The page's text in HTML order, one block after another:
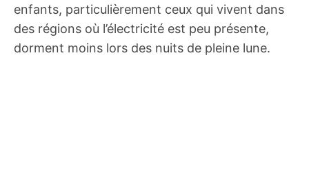
enfants, particulièrement ceux qui vivent dans
des régions où l’électricité est peu présente,
dorment moins lors des nuits de pleine lune.